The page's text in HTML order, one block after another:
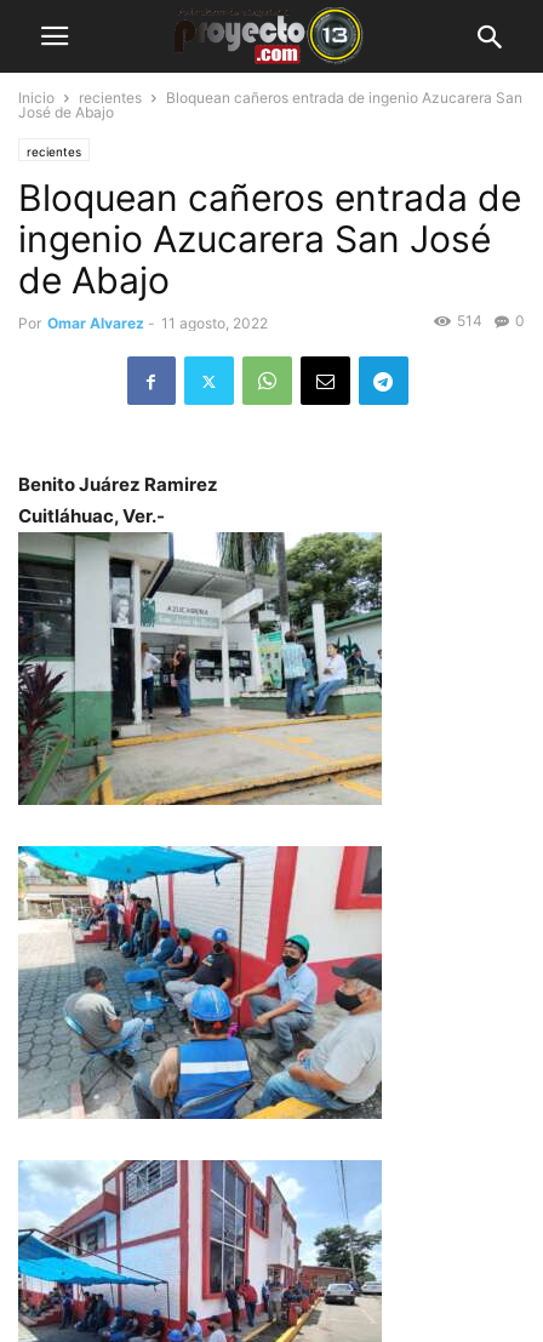
Inicio recientes
Bloquean cañeros entrada de ingenio Azucarera San
José de Abajo
recientes
Bloquean cañeros entrada de
ingenio Azucarera San José
de Abajo
Por Omar Alvarez - 11 agosto, 2022 0
514
Benito Juárez Ramirez
Cuitláhuac, Ver.-